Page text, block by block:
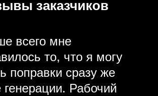
заказчиков
всего мне
то, что я могу
поправки сразу же
генерации. Рабочий